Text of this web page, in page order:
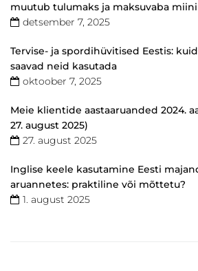
muutub tulumaks ja maksuvaba
detsember 7, 2025
Tervise- ja spordihüvitised Eestis:
saavad neid kasutada
oktoober 7, 2025
Meie klientide aastaaruanded 2024.
27. august 2025)
27. august 2025
Inglise keele kasutamine Eesti
aruannetes: praktiline või mõttetu?
1. august 2025